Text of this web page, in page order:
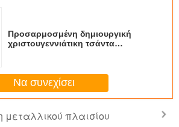
Προσαρμοσμένη δημιουργική
χριστουγεννιάτικη τσάντα
πάρτι Χριστούγεννα
Να συνεχίσει
μεταλλικού πλαισίου